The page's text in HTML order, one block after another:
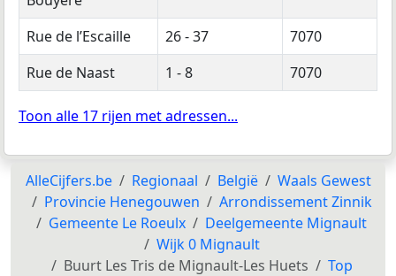
Rue de l’Escaille 26 - 37
7070
Rue de Naast
1 - 8 7070
Toon alle 17 rijen met adressen...
AlleCijfers.be Regionaal België
Waals Gewest
Provincie Henegouwen
Arrondissement Zinnik
Gemeente Le Roeulx
Deelgemeente Mignault
Wijk 0 Mignault
Buurt Les Tris de Mignault-Les Huets
Top